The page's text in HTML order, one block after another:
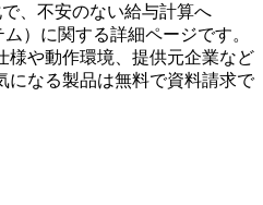
、不安のない給与計算へ
ム ）に関する詳細ページです。
様や動作環境、提供元企業など
になる製品は無料で資料請求で